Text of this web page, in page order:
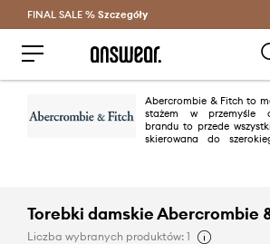
Oszczędzaj z Answear Club >
FINAL SALE % Szczegóły
Abercrombie & Fitch to
stażem w przemyśle
brandu to przede
skierowana do
Torebki damskie Abercrombie
Liczba wybranych produktów: 1